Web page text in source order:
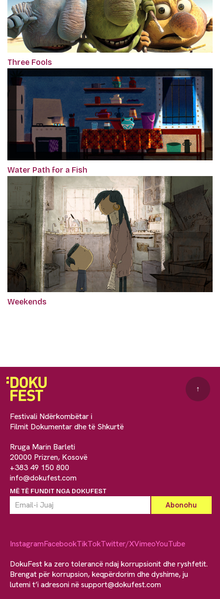
Three Fools
Water Path for a Fish
Weekends
Festivali Ndërkombëtar i
Filmit Dokumentar dhe të Shkurtë
Rruga Marin Barleti
20000 Prizren, Kosovë
+383 49 150 800
info@dokufest.com
MË TË FUNDIT NGA DOKUFEST
↑
InstagramFacebookTikTokTwitter/XVimeoYouTube
DokuFest ka zero tolerancë ndaj korrupsionit dhe ryshfetit.
Brengat për korrupsion, keqpërdorim dhe dyshime, ju
lutemi t’i adresoni nësupport@dokufest.com